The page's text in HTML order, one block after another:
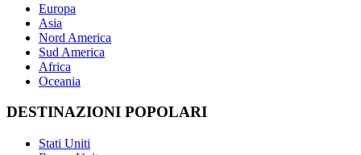
Europa
Asia
Nord America
Sud America
Africa
Oceania
DESTINAZIONI POPOLARI
Stati Uniti